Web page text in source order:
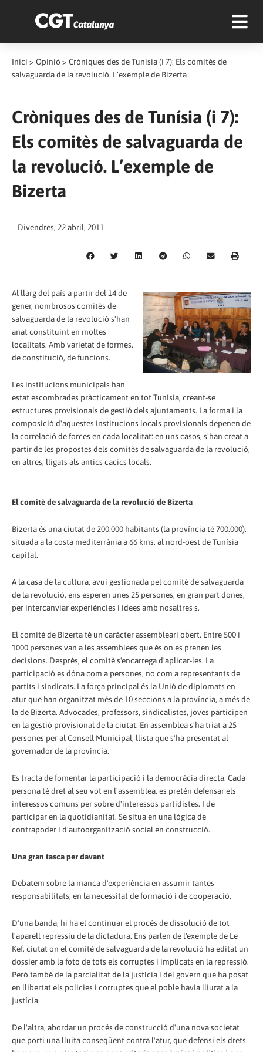
Inici > Opinió > Cròniques des de Tunísia (i 7): Els comitès de
salvaguarda de la revolució. L’exemple de Bizerta
Cròniques des de Tunísia (i 7):
Els comitès de salvaguarda de
la revolució. L’exemple de
Bizerta
Divendres, 22 abril, 2011
Al llarg del país a partir del 14 de
gener, nombrosos comitès de
salvaguarda de la revolució s'han
anat constituint en moltes
localitats. Amb varietat de formes,
de constitució, de funcions.
Les institucions municipals han
estat escombrades pràcticament en tot Tunísia, creant-se
estructures provisionals de gestió dels ajuntaments. La forma i la
composició d'aquestes institucions locals provisionals depenen de
la correlació de forces en cada localitat: en uns casos, s'han creat a
partir de les propostes dels comitès de salvaguarda de la revolució,
en altres, lligats als antics cacics locals.
El comitè de salvaguarda de la revolució de Bizerta
Bizerta és una ciutat de 200.000 habitants (la província té 700.000),
situada a la costa mediterrània a 66 kms. al nord-oest de Tunísia
capital.
A la casa de la cultura, avui gestionada pel comitè de salvaguarda
de la revolució, ens esperen unes 25 persones, en gran part dones,
per intercanviar experiències i idees amb nosaltres s.
El comitè de Bizerta té un caràcter assembleari obert. Entre 500 i
1000 persones van a les assemblees que és on es prenen les
decisions. Després, el comitè s'encarrega d'aplicar-les. La
participació es dóna com a persones, no com a representants de
partits i sindicats. La força principal és la Unió de diplomats en
atur que han organitzat més de 10 seccions a la província, a més de
la de Bizerta. Advocades, professors, sindicalistes, joves participen
en la gestió provisional de la ciutat. En assemblea s'ha triat a 25
persones per al Consell Municipal, llista que s'ha presentat al
governador de la província.
Es tracta de fomentar la participació i la democràcia directa. Cada
persona té dret al seu vot en l'assemblea, es pretén defensar els
interessos comuns per sobre d'interessos partidistes. I de
participar en la quotidianitat. Se situa en una lògica de
contrapoder i d'autoorganització social en construcció.
Una gran tasca per davant
Debatem sobre la manca d'experiència en assumir tantes
responsabilitats, en la necessitat de formació i de cooperació.
D'una banda, hi ha el continuar el procés de dissolució de tot
l'aparell repressiu de la dictadura. Ens parlen de l'exemple de Le
Kef, ciutat on el comitè de salvaguarda de la revolució ha editat un
dossier amb la foto de tots els corruptes i implicats en la repressió.
Però també de la parcialitat de la justícia i del govern que ha posat
en llibertat els policies i corruptes que el poble havia lliurat a la
justícia.
De l'altra, abordar un procés de construcció d'una nova societat
que porti una lluita conseqüent contra l'atur, que defensi els drets